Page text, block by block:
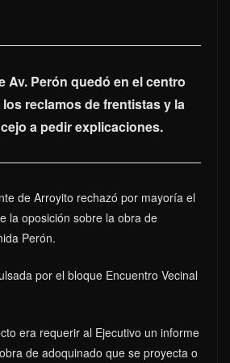
Av. Perón quedó en el centro
reclamos de frentistas y la
a pedir explicaciones.
de Arroyito rechazó por mayoría el
la oposición sobre la obra de
Perón.
por el bloque Encuentro Vecinal
era requerir al Ejecutivo un informe
de adoquinado que se proyecta o